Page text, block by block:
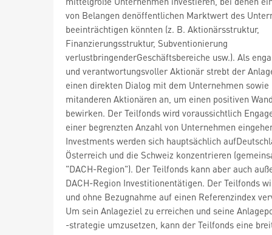
von Belangen denöffentlichen Marktwert des
beeinträchtigen könnten (z. B. Aktionärsstruktur,
Finanzierungsstruktur, Subventionierung
verlustbringenderGeschäftsbereiche usw.). Als
und verantwortungsvoller Aktionär strebt der
einen direkten Dialog mit dem Unternehmen sowie
mitanderen Aktionären an, um einen positiven
bewirken. Der Teilfonds wird voraussichtlich
einer begrenzten Anzahl von Unternehmen
Investments werden sich hauptsächlich
Österreich und die Schweiz konzentrieren
"DACH-Region"). Der Teilfonds kann aber auch
DACH-Region Investitionentätigen. Der Teilfonds
und ohne Bezugnahme auf einen Referenzindex
Um sein Anlageziel zu erreichen und seine
-strategie umzusetzen, kann der Teilfonds eine